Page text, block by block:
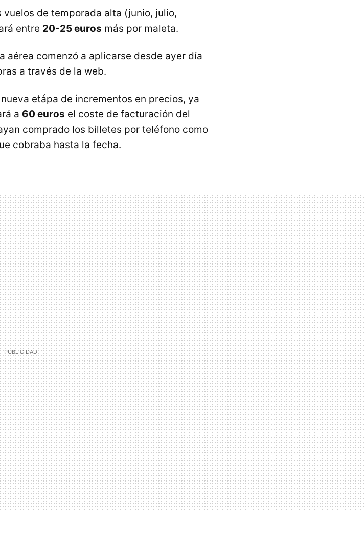
vuelos de temporada alta (junio, julio,
entre 20-25 euros más por maleta.
aérea comenzó a aplicarse desde ayer día
a través de la web.
etápa de incrementos en precios, ya
a 60 euros el coste de facturación del
comprado los billetes por teléfono como
cobraba hasta la fecha.